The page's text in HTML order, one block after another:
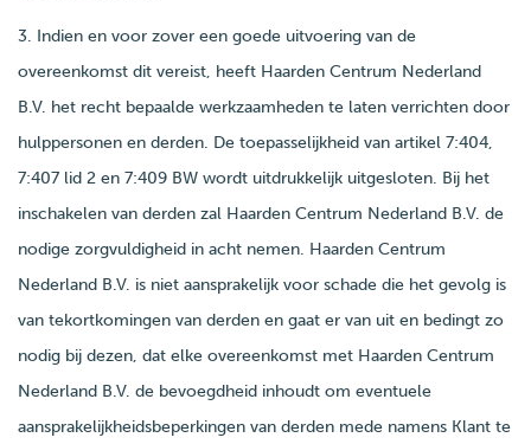
3. Indien en voor zover een goede uitvoering van de
overeenkomst dit vereist, heeft Haarden Centrum Nederland
B.V. het recht bepaalde werkzaamheden te laten verrichten door
hulppersonen en derden. De toepasselijkheid van artikel 7:404,
7:407 lid 2 en 7:409 BW wordt uitdrukkelijk uitgesloten. Bij het
inschakelen van derden zal Haarden Centrum Nederland B.V. de
nodige zorgvuldigheid in acht nemen. Haarden Centrum
Nederland B.V. is niet aansprakelijk voor schade die het gevolg is
van tekortkomingen van derden en gaat er van uit en bedingt zo
nodig bij dezen, dat elke overeenkomst met Haarden Centrum
Nederland B.V. de bevoegdheid inhoudt om eventuele
aansprakelijkheidsbeperkingen van derden mede namens Klant te